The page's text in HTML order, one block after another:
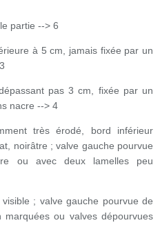
partie --> 6
à 5 cm, jamais fixée par un
pas 3 cm, fixée par un
nacre --> 4
très érodé, bord inférieur
noirâtre ; valve gauche pourvue
ou avec deux lamelles peu
; valve gauche pourvue de
ou valves dépourvues